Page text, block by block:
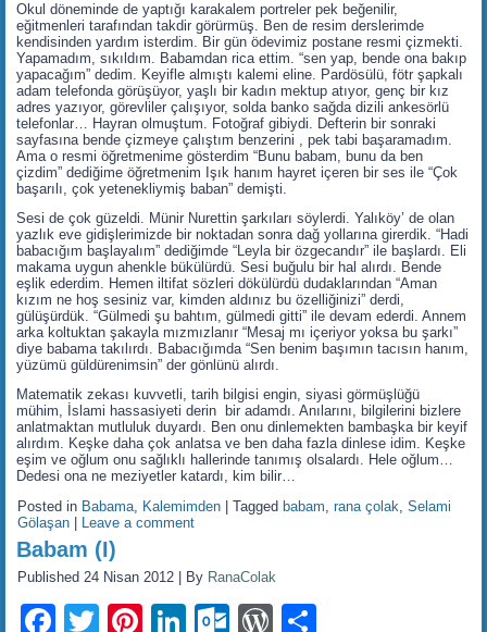
Okul döneminde de yaptığı karakalem portreler pek beğenilir,
eğitmenleri tarafından takdir görürmüş. Ben de resim derslerimde
kendisinden yardım isterdim. Bir gün ödevimiz postane resmi çizmekti.
Yapamadım, sıkıldım. Babamdan rica ettim. “sen yap, bende ona bakıp
yapacağım” dedim. Keyifle almıştı kalemi eline. Pardösülü, fötr şapkalı
adam telefonda görüşüyor, yaşlı bir kadın mektup atıyor, genç bir kız
adres yazıyor, görevliler çalışıyor, solda banko sağda dizili ankesörlü
telefonlar… Hayran olmuştum. Fotoğraf gibiydi. Defterin bir sonraki
sayfasına bende çizmeye çalıştım benzerini , pek tabi başaramadım.
Ama o resmi öğretmenime gösterdim “Bunu babam, bunu da ben
çizdim” dediğime öğretmenim Işık hanım hayret içeren bir ses ile “Çok
başarılı, çok yetenekliymiş baban” demişti.
Sesi de çok güzeldi. Münir Nurettin şarkıları söylerdi. Yalıköy’ de olan
yazlık eve gidişlerimizde bir noktadan sonra dağ yollarına girerdik. “Hadi
babacığım başlayalım” dediğimde “Leyla bir özgecandır” ile başlardı. Eli
makama uygun ahenkle bükülürdü. Sesi buğulu bir hal alırdı. Bende
eşlik ederdim. Hemen iltifat sözleri dökülürdü dudaklarından “Aman
kızım ne hoş sesiniz var, kimden aldınız bu özelliğinizi” derdi,
gülüşürdük. “Gülmedi şu bahtım, gülmedi gitti” ile devam ederdi. Annem
arka koltuktan şakayla mızmızlanır “Mesaj mı içeriyor yoksa bu şarkı”
diye babama takılırdı. Babacığımda “Sen benim başımın tacısın hanım,
yüzümü güldürenimsin” der gönlünü alırdı.
Matematik zekası kuvvetli, tarih bilgisi engin, siyasi görmüşlüğü
mühim, İslami hassasiyeti derin bir adamdı. Anılarını, bilgilerini bizlere
anlatmaktan mutluluk duyardı. Ben onu dinlemekten bambaşka bir keyif
alırdım. Keşke daha çok anlatsa ve ben daha fazla dinlese idim. Keşke
eşim ve oğlum onu sağlıklı hallerinde tanımış olsalardı. Hele oğlum…
Dedesi ona ne meziyetler katardı, kim bilir…
Posted in Babama, Kalemimden |Tagged babam,rana çolak,Selami
Gölaşan
Leave a comment
Babam (I)
Published 24 Nisan 2012 By RanaColak
Facebook
TwitterPinterest
LinkedIn
Outlook.com
WordPress